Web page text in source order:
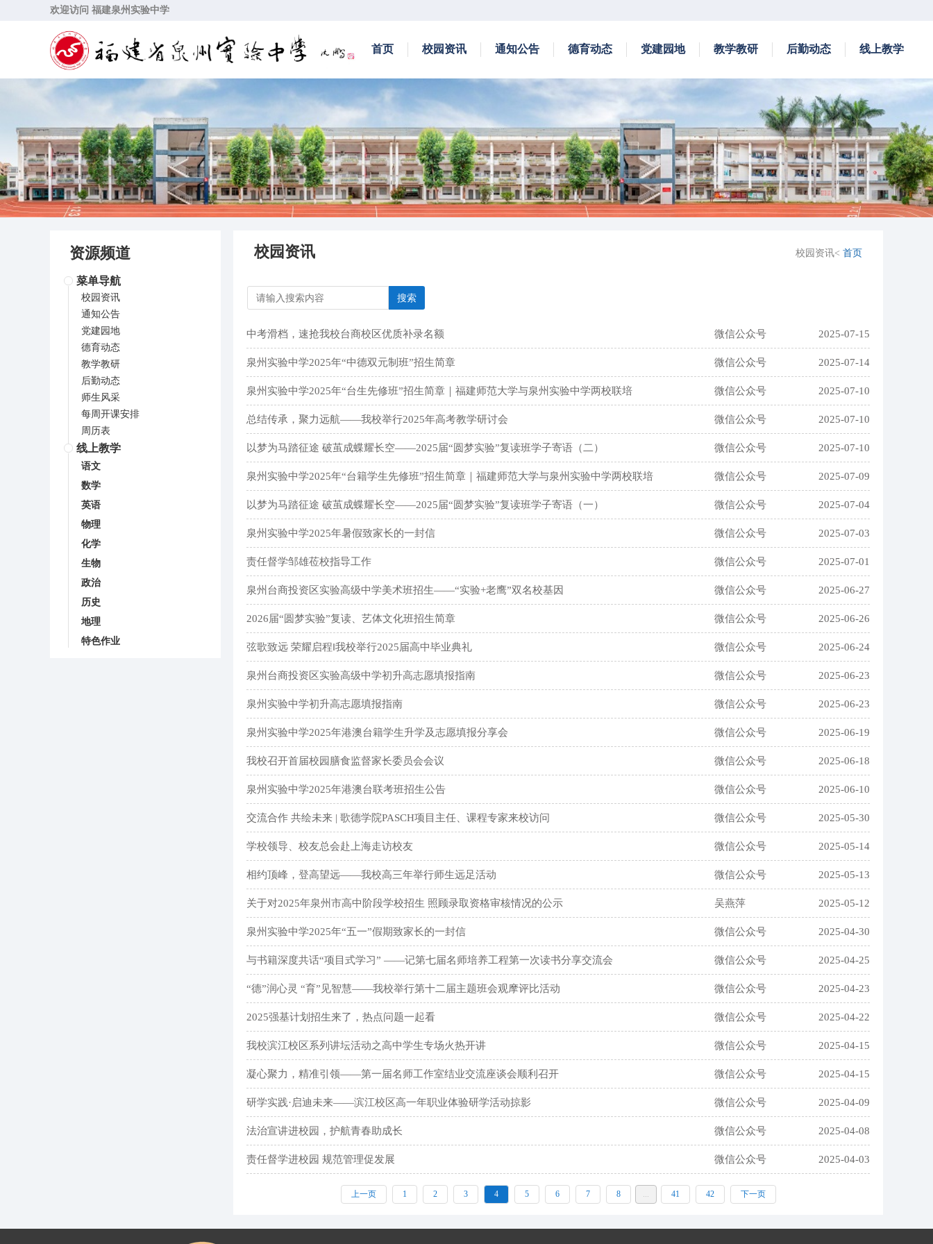
欢迎访问 福建泉州实验中学
首页 校园资讯 通知公告 德育动态 党建园地 教学教研 后勤动态 线上教学
资源频道
菜单导航
校园资讯
通知公告
党建园地
德育动态
教学教研
后勤动态
师生风采
每周开课安排
周历表
线上教学
语文
数学
英语
物理
化学
生物
政治
历史
地理
特色作业
校园资讯 校园资讯< 首页
搜索
中考滑档，速抢我校台商校区优质补录名额 微信公众号 2025-07-15
泉州实验中学2025年“中德双元制班”招生简章 微信公众号 2025-07-14
泉州实验中学2025年“台生先修班”招生简章｜福建师范大学与泉州实验中学两校联培 微信公众号 2025-07-10
总结传承，聚力远航——我校举行2025年高考教学研讨会 微信公众号 2025-07-10
以梦为马踏征途 破茧成蝶耀长空——2025届“圆梦实验”复读班学子寄语（二） 微信公众号 2025-07-10
泉州实验中学2025年“台籍学生先修班”招生简章｜福建师范大学与泉州实验中学两校联培 微信公众号 2025-07-09
以梦为马踏征途 破茧成蝶耀长空——2025届“圆梦实验”复读班学子寄语（一） 微信公众号 2025-07-04
泉州实验中学2025年暑假致家长的一封信 微信公众号 2025-07-03
责任督学邹雄莅校指导工作 微信公众号 2025-07-01
泉州台商投资区实验高级中学美术班招生——“实验+老鹰”双名校基因 微信公众号 2025-06-27
2026届“圆梦实验”复读、艺体文化班招生简章 微信公众号 2025-06-26
弦歌致远 荣耀启程‖我校举行2025届高中毕业典礼 微信公众号 2025-06-24
泉州台商投资区实验高级中学初升高志愿填报指南 微信公众号 2025-06-23
泉州实验中学初升高志愿填报指南 微信公众号 2025-06-23
泉州实验中学2025年港澳台籍学生升学及志愿填报分享会 微信公众号 2025-06-19
我校召开首届校园膳食监督家长委员会会议 微信公众号 2025-06-18
泉州实验中学2025年港澳台联考班招生公告 微信公众号 2025-06-10
交流合作 共绘未来 | 歌德学院PASCH项目主任、课程专家来校访问 微信公众号 2025-05-30
学校领导、校友总会赴上海走访校友 微信公众号 2025-05-14
相约顶峰，登高望远——我校高三年举行师生远足活动 微信公众号 2025-05-13
关于对2025年泉州市高中阶段学校招生 照顾录取资格审核情况的公示 吴燕萍 2025-05-12
泉州实验中学2025年“五一”假期致家长的一封信 微信公众号 2025-04-30
与书籍深度共话“项目式学习” ——记第七届名师培养工程第一次读书分享交流会 微信公众号 2025-04-25
“德”润心灵 “育”见智慧——我校举行第十二届主题班会观摩评比活动 微信公众号 2025-04-23
2025强基计划招生来了，热点问题一起看 微信公众号 2025-04-22
我校滨江校区系列讲坛活动之高中学生专场火热开讲 微信公众号 2025-04-15
凝心聚力，精准引领——第一届名师工作室结业交流座谈会顺利召开 微信公众号 2025-04-15
研学实践·启迪未来——滨江校区高一年职业体验研学活动掠影 微信公众号 2025-04-09
法治宣讲进校园，护航青春助成长 微信公众号 2025-04-08
责任督学进校园 规范管理促发展 微信公众号 2025-04-03
上一页 1 2 3 4 5 6 7 8 ... 41 42 下一页